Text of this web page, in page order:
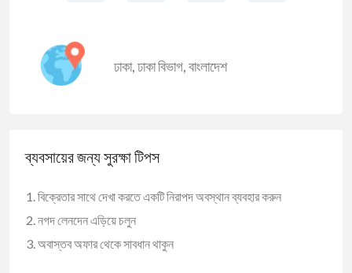
ঢাকা,ঢাকা বিভাগ,বাংলাদেশ
ব্যবসায়ের জন্য সুরক্ষা টিপস
বিক্রেতার সাথে দেখা করতে একটি নিরাপদ অবস্থান ব্যবহার করুন
নগদ লেনদেন এড়িয়ে চলুন
অবাস্তব অফার থেকে সাবধান থাকুন